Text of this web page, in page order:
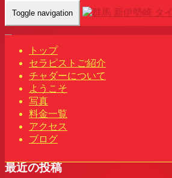
Toggle navigation
トップ
セラピストご紹介
チャダーについて
ようこそ
写真
料金一覧
アクセス
ブログ
Home- アイコ…
アイコ(Aiko)群馬 新伊勢崎駅 タイ古式
ャダー
最近の投稿